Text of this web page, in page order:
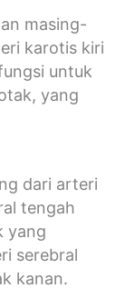
masing-
karotis kiri
untuk
yang
dari arteri
tengah
yang
serebral
kanan.